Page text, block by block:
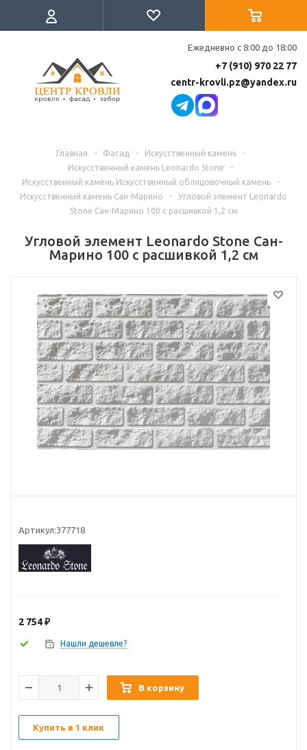
Ежедневно с 8:00 до 18:00
+7 (910) 970 22 77
centr-krovli.pz@yandex.ru
Главная - Фасад - Искусственный камень
-
Искусственный камень Leonardo Stone
-
Искусственный камень Искусственный облицовочный камень
-
Искусственный камень Сан-Марино
-
Угловой элемент Leonardo
Stone Сан-Марино 100 с расшивкой 1,2 см
Угловой элемент Leonardo Stone Сан-
Марино 100 с расшивкой 1,2 см
Артикул:377718
2 754₽
Нашли дешевле?
В корзину
Купить в 1 клик